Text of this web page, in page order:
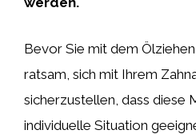
Bevor Sie mit dem
ratsam, sich mit Ihrem
sicherzustellen, dass diese
individuelle Situation